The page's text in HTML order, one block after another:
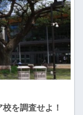
を調査せよ！